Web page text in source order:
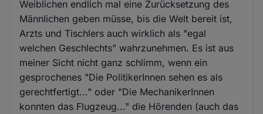
Weiblichen endlich mal eine Zurücksetzung des
Männlichen geben müsse, bis die Welt bereit ist,
Arzts und Tischlers auch wirklich als "egal
welchen Geschlechts" wahrzunehmen. Es ist aus
meiner Sicht nicht ganz schlimm, wenn ein
gesprochenes "Die PolitikerInnen sehen es als
gerechtfertigt..." oder "Die MechanikerInnen
konnten das Flugzeug..." die Hörenden (auch das